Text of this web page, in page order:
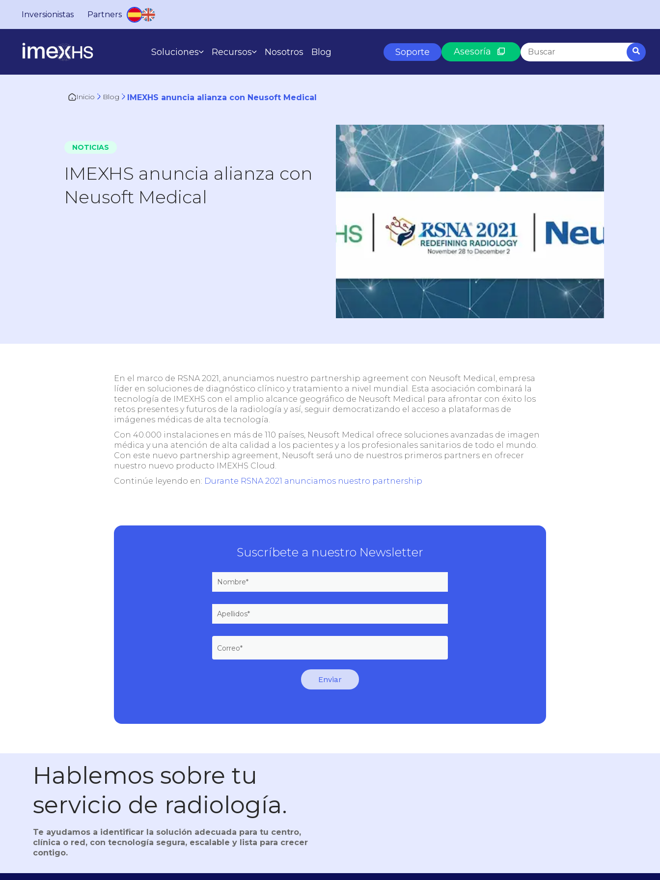
Inversionistas Partners
Soluciones
HIS
hospitales
¿Necesitas ayuda para decidir?
conoce cómo optimizar tu operación.
Recursos
Casos De Éxito
Learning Center
Nosotros Blog Soporte Asesoría Esto es un campo de búsqueda con una
Inicio Blog IMEXHS anuncia alianza con Neusoft Medical
NOTICIAS
IMEXHS anuncia alianza con
Neusoft Medical
En el marco de RSNA 2021, anunciamos nuestro partnership agreement con Neusoft Medical, empresa
líder en soluciones de diagnóstico clínico y tratamiento a nivel mundial. Esta asociación combinará la
tecnología de IMEXHS con el amplio alcance geográfico de Neusoft Medical para afrontar con éxito los
retos presentes y futuros de la radiología y así, seguir democratizando el acceso a plataformas de
imágenes médicas de alta tecnología.
Con 40.000 instalaciones en más de 110 países, Neusoft Medical ofrece soluciones avanzadas de imagen
médica y una atención de alta calidad a los pacientes y a los profesionales sanitarios de todo el mundo.
Con este nuevo partnership agreement, Neusoft será uno de nuestros primeros partners en ofrecer
nuestro nuevo producto IMEXHS Cloud.
Continúe leyendo en: Durante RSNA 2021 anunciamos nuestro partnership
Suscríbete a nuestro Newsletter
Hablemos sobre tu
servicio de radiología.
Te ayudamos a identificar la solución adecuada para tu centro,
clínica o red, con tecnología segura, escalable y lista para crecer
contigo.